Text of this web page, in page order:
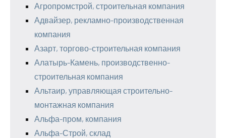
Агропромстрой, строительная компания
Адвайзер, рекламно-производственная
компания
Азарт, торгово-строительная компания
Алатырь-Камень, производственно-
строительная компания
Альтаир, управляющая строительно-
монтажная компания
Альфа-пром, компания
Альфа-Строй, склад